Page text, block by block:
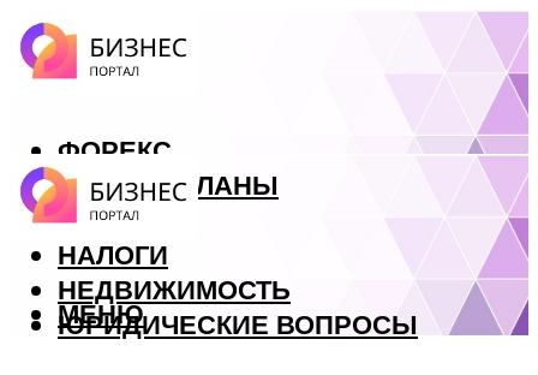
ФОРЕКС
БИЗНЕС ПЛАНЫ
КРЕДИТЫ
НАЛОГИ
НЕДВИЖИМОСТЬ
ЮРИДИЧЕСКИЕ ВОПРОСЫ
МЕНЮ